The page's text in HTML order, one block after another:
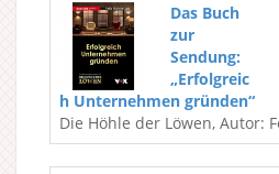
Das Buch
zur
Sendung:
„Erfolgreic
h Unternehmen gründen“
Die Höhle der Löwen, Autor: